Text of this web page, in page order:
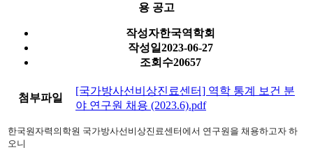
용 공고
작성자한국역학회
작성일2023-06-27
조회수20657
첨부파일
[국가방사선비상진료센터] 역학 통계 보건 분
야 연구원 채용 (2023.6).pdf
한국원자력의학원 국가방사선비상진료센터에서 연구원을 채용하고자 하
오니